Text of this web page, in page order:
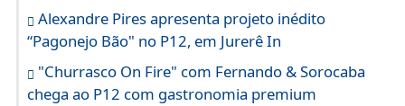
Alexandre Pires apresenta projeto inédito
“Pagonejo Bão" no P12, em Jurerê In
"Churrasco On Fire" com Fernando & Sorocaba
chega ao P12 com gastronomia premium